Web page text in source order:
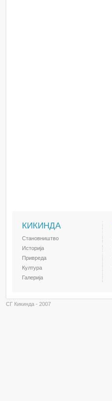
КИКИНДА
Становништво
Историја
Привреда
Култура
Галерија
СГ Кикинда - 2007